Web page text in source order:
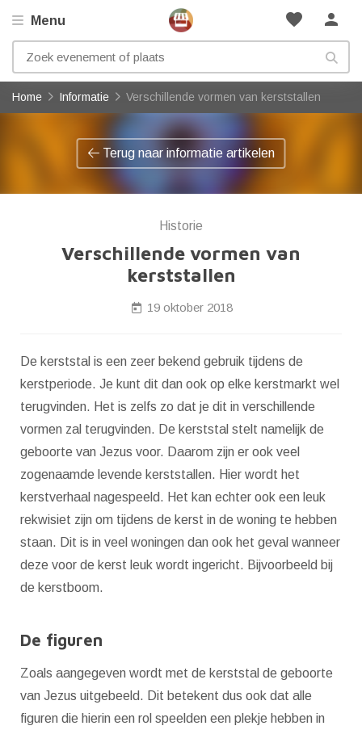
favorite person
Menu
Home Informatie Verschillende vormen van kerststallen
Terug naar informatie artikelen
Historie
Verschillende vormen van
kerststallen
19 oktober 2018
De kerststal is een zeer bekend gebruik tijdens de
kerstperiode. Je kunt dit dan ook op elke kerstmarkt wel
terugvinden. Het is zelfs zo dat je dit in verschillende
vormen zal terugvinden. De kerststal stelt namelijk de
geboorte van Jezus voor. Daarom zijn er ook veel
zogenaamde levende kerststallen. Hier wordt het
kerstverhaal nagespeeld. Het kan echter ook een leuk
rekwisiet zijn om tijdens de kerst in de woning te hebben
staan. Dit is in veel woningen dan ook het geval wanneer
deze voor de kerst leuk wordt ingericht. Bijvoorbeeld bij
de kerstboom.
De figuren
Zoals aangegeven wordt met de kerststal de geboorte
van Jezus uitgebeeld. Dit betekent dus ook dat alle
figuren die hierin een rol speelden een plekje hebben in